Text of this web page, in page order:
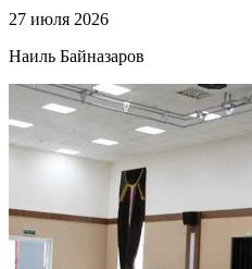
27 июля 2026
Наиль Байназаров